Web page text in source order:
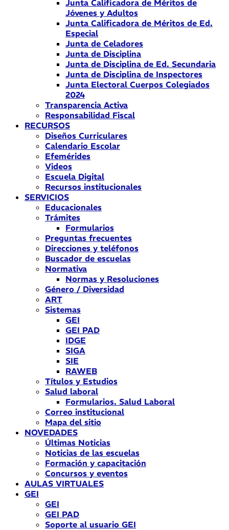
Junta Calificadora de Méritos de
Jóvenes y Adultos
Junta Calificadora de Méritos de Ed.
Especial
Junta de Celadores
Junta de Disciplina
Junta de Disciplina de Ed. Secundaria
Junta de Disciplina de Inspectores
Junta Electoral Cuerpos Colegiados
2024
Transparencia Activa
Responsabilidad Fiscal
RECURSOS
Diseños Curriculares
Calendario Escolar
Efemérides
Videos
Escuela Digital
Recursos institucionales
SERVICIOS
Educacionales
Trámites
Formularios
Preguntas frecuentes
Direcciones y teléfonos
Buscador de escuelas
Normativa
Normas y Resoluciones
Género / Diversidad
ART
Sistemas
GEI
GEI PAD
IDGE
SIGA
SIE
RAWEB
Títulos y Estudios
Salud laboral
Formularios. Salud Laboral
Correo institucional
Mapa del sitio
NOVEDADES
Últimas Noticias
Noticias de las escuelas
Formación y capacitación
Concursos y eventos
AULAS VIRTUALES
GEI
GEI
GEI PAD
Soporte al usuario GEI